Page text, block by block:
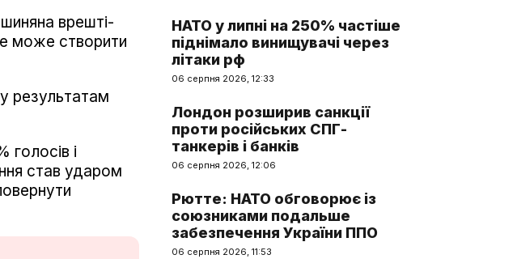
врешті-
може створити
результатам
і
став ударом
НАТО у липні на 250% частіше
піднімало винищувачі через
літаки рф
06 серпня 2026, 12:33
Лондон розширив санкції
проти російських СПГ-
танкерів і банків
06 серпня 2026, 12:06
Рютте: НАТО обговорює із
союзниками подальше
забезпечення України ППО
06 серпня 2026, 11:53